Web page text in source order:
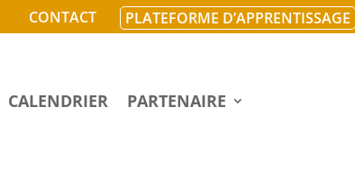
CONTACT PLATEFORME D’APPRENTISSAGE
CALENDRIER PARTENAIRE